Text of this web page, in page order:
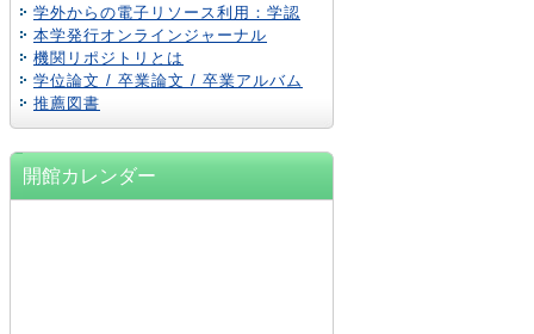
学外からの電子リソース利用：学認
本学発行オンラインジャーナル
機関リポジトリとは
学位論文 / 卒業論文 / 卒業アルバム
推薦図書
開館カレンダー